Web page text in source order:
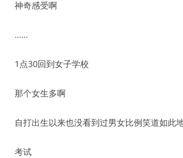
神奇感受啊
……
1点30回到女子学校
那个女生多啊
自打出生以来也没看到过男女比例笑道如此
考试